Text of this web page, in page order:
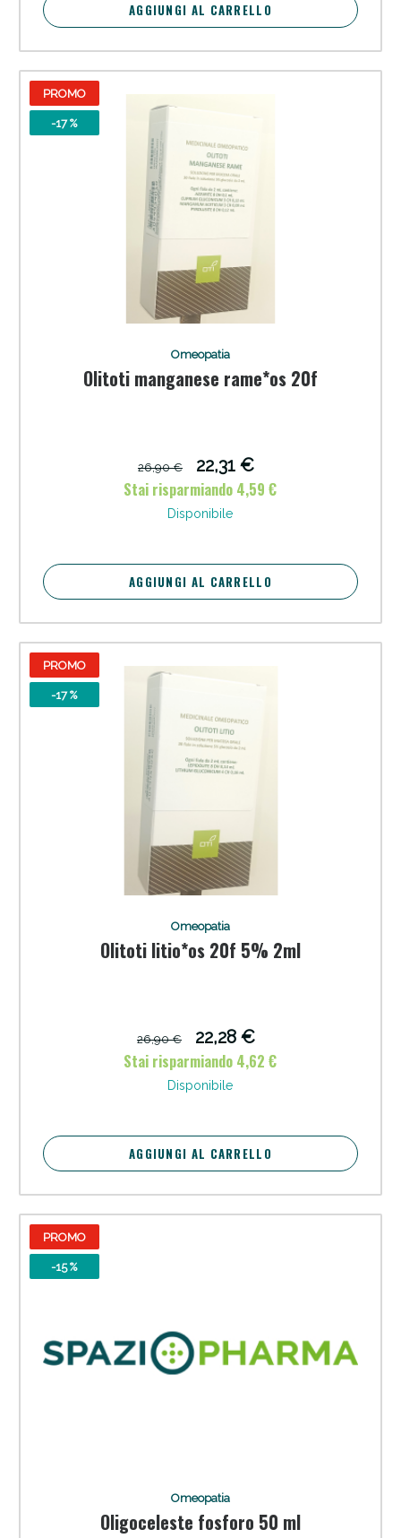
AGGIUNGI AL CARRELLO
PROMO
-17 %
Omeopatia
Olitoti manganese rame*os 20f
26,90 €
22,31 €
Stai risparmiando 4,59 €
Disponibile
AGGIUNGI AL CARRELLO
PROMO
-17 %
Omeopatia
Olitoti litio*os 20f 5% 2ml
26,90 €
22,28 €
Stai risparmiando 4,62 €
Disponibile
AGGIUNGI AL CARRELLO
PROMO
-15 %
Omeopatia
Oligoceleste fosforo 50 ml